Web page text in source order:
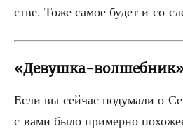
стве. Тоже самое будет и со
«Девушка-
Если вы сей­час поду­ма­ли о
с вами было при­мер­но